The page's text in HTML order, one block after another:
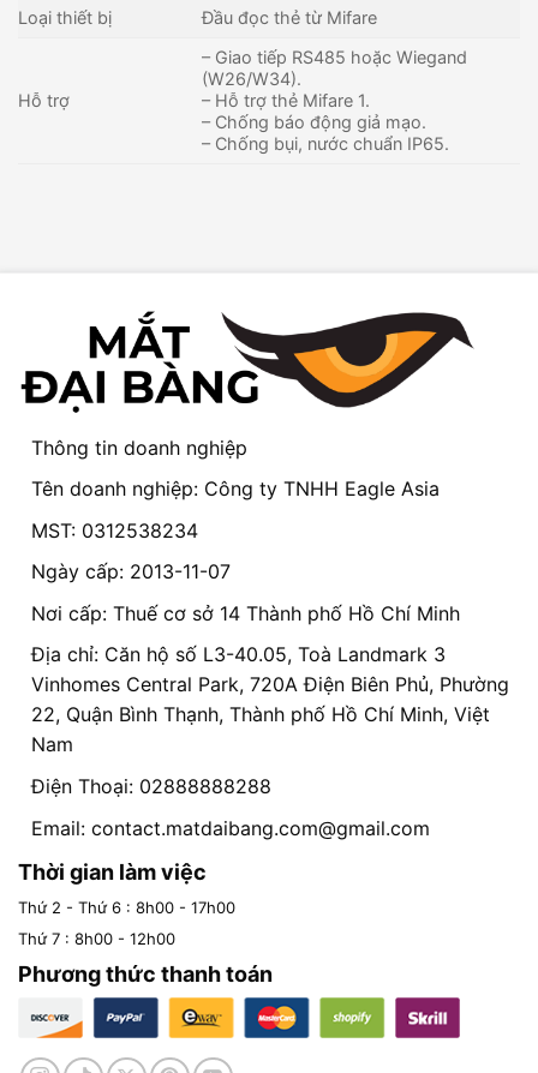
Loại thiết bị Đầu đọc thẻ từ Mifare
Hỗ trợ
– Giao tiếp RS485 hoặc Wiegand
(W26/W34).
– Hỗ trợ thẻ Mifare 1.
– Chống báo động giả mạo.
– Chống bụi, nước chuẩn IP65.
Thông tin doanh nghiệp
Tên doanh nghiệp: Công ty TNHH Eagle Asia
MST: 0312538234
Ngày cấp: 2013-11-07
Nơi cấp: Thuế cơ sở 14 Thành phố Hồ Chí Minh
Địa chỉ: Căn hộ số L3-40.05, Toà Landmark 3
Vinhomes Central Park, 720A Điện Biên Phủ, Phường
22, Quận Bình Thạnh, Thành phố Hồ Chí Minh, Việt
Nam
Điện Thoại: 02888888288
Email: contact.matdaibang.com@gmail.com
Thời gian làm việc
Thứ 2 - Thứ 6 : 8h00 - 17h00
Thứ 7 : 8h00 - 12h00
Phương thức thanh toán